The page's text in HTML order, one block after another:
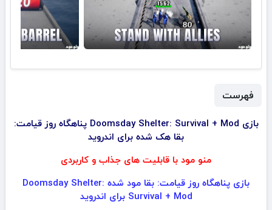
فهرست
بازی Doomsday Shelter: Survival + Mod پناهگاه روز قیامت:
بقا هک شده برای اندروید
منو مود با قابلیت های جذاب و کاربردی
بازی پناهگاه روز قیامت: بقا مود شده Doomsday Shelter:
Survival + Mod برای اندروید